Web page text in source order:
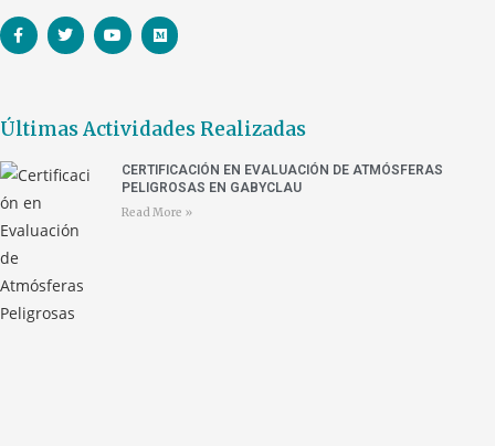
Últimas Actividades Realizadas
CERTIFICACIÓN EN EVALUACIÓN DE ATMÓSFERAS
PELIGROSAS EN GABYCLAU
Read More »